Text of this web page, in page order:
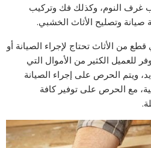
غرف النوم، وكذلك فك وتركيب
صيانة وتصليح الأثاث الخشبي.
من الأثاث تحتاج لإجراء الصيانة أو
للعميل الكثير من الأموال التي
ويتم الحرص على إجراء الصيانة
مع الحرص على توفير كافة